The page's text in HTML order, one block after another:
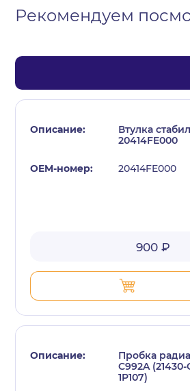
Рекомендуем
Втулка
20414FE000
20414FE000
900 ₽
Пробка
C992A (21430-
1P107)